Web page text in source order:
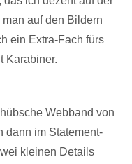
auf den Bildern
ein Extra-Fach fürs
Karabiner.
Webband von
dann im Statement-
kleinen Details